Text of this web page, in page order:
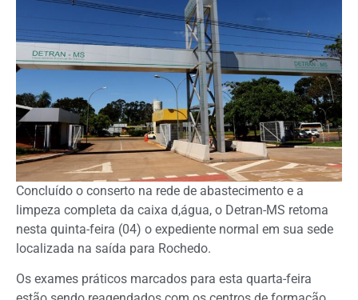
Concluído o conserto na rede de abastecimento e a
limpeza completa da caixa d,água, o Detran-MS retoma
nesta quinta-feira (04) o expediente normal em sua sede
localizada na saída para Rochedo.
Os exames práticos marcados para esta quarta-feira